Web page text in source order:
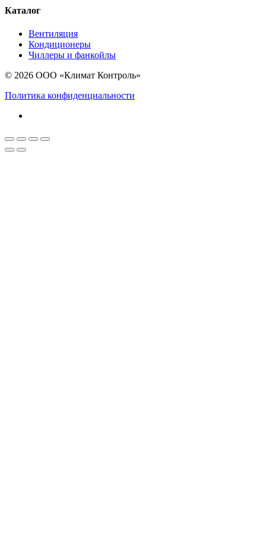
Каталог
Вентиляция
Кондиционеры
Чиллеры и фанкойлы
© 2026 ООО «Климат Контроль»
Политика конфиденциальности